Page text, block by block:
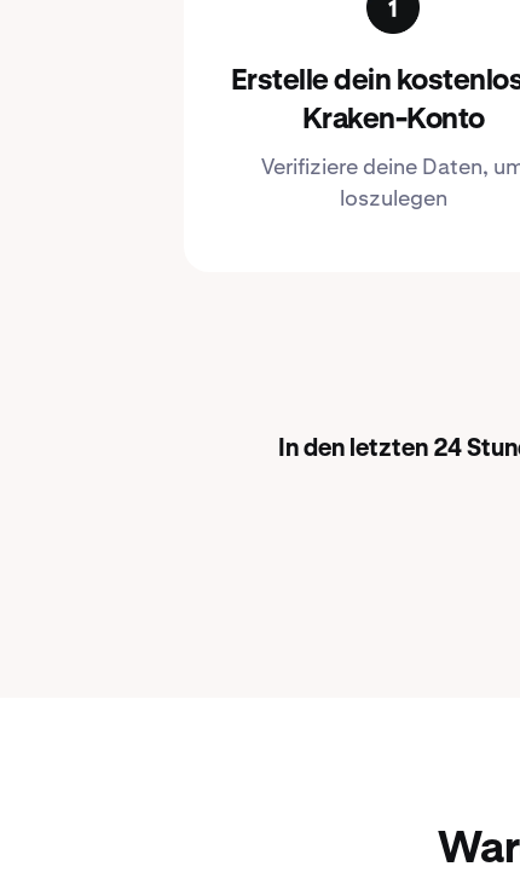
Erstelle dein
Kraken-Konto
Verifiziere deine Daten,
loszulegen
In den letzten 24